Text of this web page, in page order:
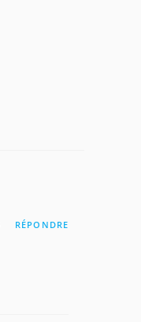
RÉPONDRE